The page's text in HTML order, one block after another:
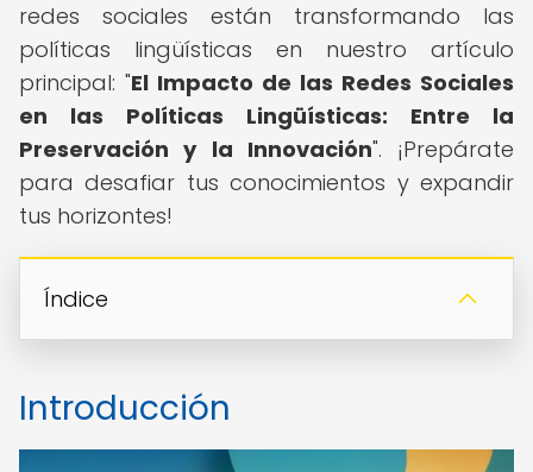
redes sociales están transformando las
políticas lingüísticas en nuestro artículo
principal: "El Impacto de las Redes Sociales
en las Políticas Lingüísticas: Entre la
Preservación y la Innovación". ¡Prepárate
para desafiar tus conocimientos y expandir
tus horizontes!
Índice
Introducción